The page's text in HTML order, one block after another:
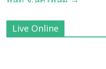
Live Online